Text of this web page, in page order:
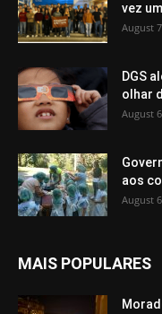
vez
August
DGS
olhar
August
aos
August
MAIS POPULARES